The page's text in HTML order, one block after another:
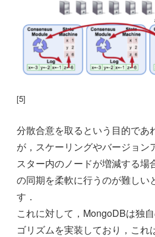
[5]
分散合意を取るという目的であ
が，スケーリングやバージョン
スター内のノードが増減する場
の同期を柔軟に行うのが難しい
す．
これに対して，MongoDBは独
ゴリズムを実装しており，これ